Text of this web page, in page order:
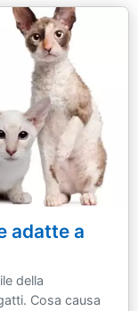
adatte a
della
Cosa causa